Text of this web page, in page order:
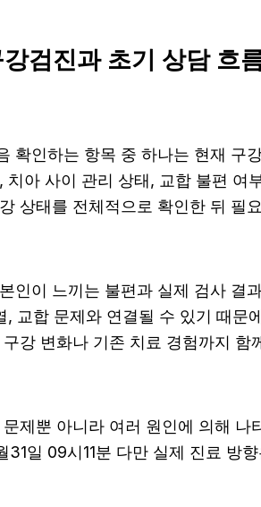
검진과 초기 상담 흐
확인하는 항목 중 하나는 현재 구
치아 사이 관리 상태, 교합 불편 여
상태를 전체적으로 확인한 뒤 필
인이 느끼는 불편과 실제 검사 결
, 교합 문제와 연결될 수 있기 때
강 변화나 기존 치료 경험까지
제뿐 아니라 여러 원인에 의해
31일 09시11분 다만 실제 진료 방